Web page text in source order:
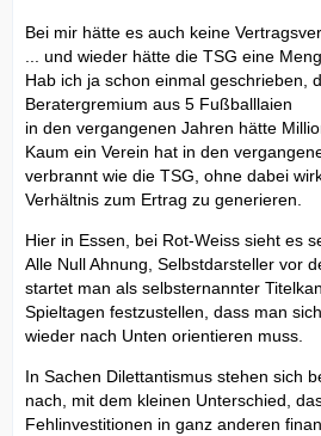
Bei mir hätte es auch keine
... und wieder hätte die TSG eine
Hab ich ja schon einmal geschrieben,
Beratergremium aus 5 Fußballlaien
in den vergangenen Jahren hätte
Kaum ein Verein hat in den
verbrannt wie die TSG, ohne dabei
Verhältnis zum Ertrag zu generieren.
Hier in Essen, bei Rot-Weiss sieht es
Alle Null Ahnung, Selbstdarsteller vor
startet man als selbsternannter
Spieltagen festzustellen, dass man
wieder nach Unten orientieren muss.
In Sachen Dilettantismus stehen sich
nach, mit dem kleinen Unterschied,
Fehlinvestitionen in ganz anderen